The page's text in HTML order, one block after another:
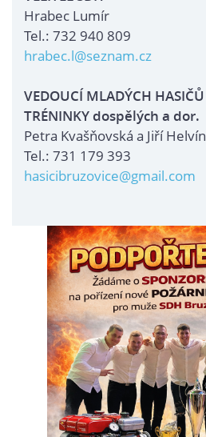
Hrabec Lumír
Tel.: 732 940 809
hrabec.l@seznam.cz
VEDOUCÍ MLADÝCH HASIČŮ
TRÉNINKY dospělých a dor.
Petra Kvašňovská a Jiří Helvín
Tel.: 731 179 393
hasicibruzovice@gmail.com